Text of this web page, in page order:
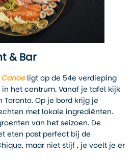
& Bar
Canoeligt op de 54e verdieping
het centrum. Vanaf je tafel kijk
Op je bord krijg je
met lokale ingrediënten.
van het seizoen. De
eten past perfect bij de
maar niet stijf , je voelt je er